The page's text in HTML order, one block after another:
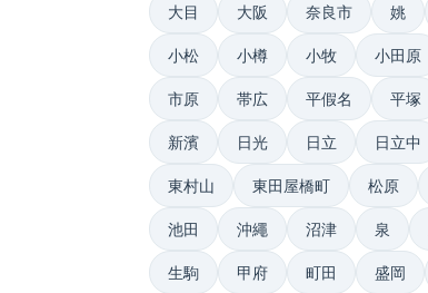
大目 大阪 奈良市 姚
小松 小樽 小牧 小田原
市原 帯広 平假名 平塚
新濱 日光 日立 日立中
東村山 東田屋橋町 松原
池田 沖繩 沼津 泉
生駒 甲府 町田 盛岡